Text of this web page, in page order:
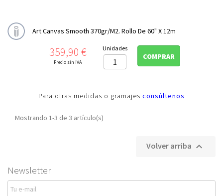
Sumi-e
Cajas archivo y conservación
TINTA COLOR
Newsletter
Art Canvas Smooth 370gr/m2. Rollo De 60" X 12m
Precio
359,90 €
Precio sin IVA
Unidades
COMPRAR
Para otras medidas o gramajes consúltenos
Mostrando 1-3 de 3 artículo(s)
Volver arriba 